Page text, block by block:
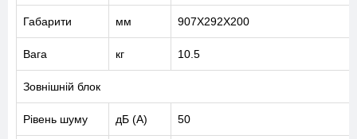
Габарити мм 907X292X200
Вага кг 10.5
Зовнішній блок
Рівень шуму дБ (А) 50